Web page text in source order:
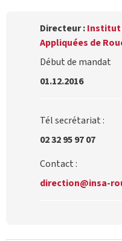
Directeur :Institut
Appliquées de
Début de mandat
01.12.2016
Tél secrétariat :
02 32 95 97 07
Contact :
direction@insa-